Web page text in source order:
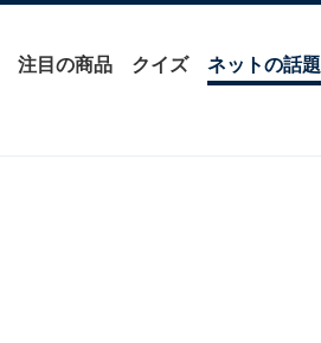
注目の商品 クイズ ネットの話題